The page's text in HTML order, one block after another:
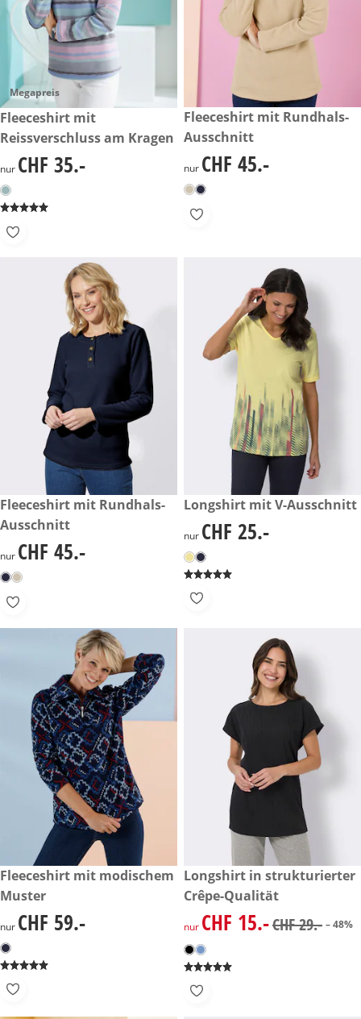
Megapreis
CHF 35.-
Fleeceshirt mit
Reissverschluss am Kragen
CHF 35.-
nur CHF 35.-
CHF 45.-
Fleeceshirt mit Rundhals-
Ausschnitt
CHF 45.-
nur CHF 45.-
CHF 45.-
Fleeceshirt mit Rundhals-
Ausschnitt
CHF 45.-
nur CHF 45.-
CHF 25.-
Longshirt mit V-Ausschnitt
CHF 25.-
nur CHF 25.-
CHF 59.-
Fleeceshirt mit modischem
Muster
CHF 59.-
nur CHF 59.-
reduzierter Preis CHF 15.-,
-48%
Longshirt in strukturierter
Crêpe-Qualität
reduzierter Preis CHF 15.-,
nur CHF 15.-CHF 29.- – 48%